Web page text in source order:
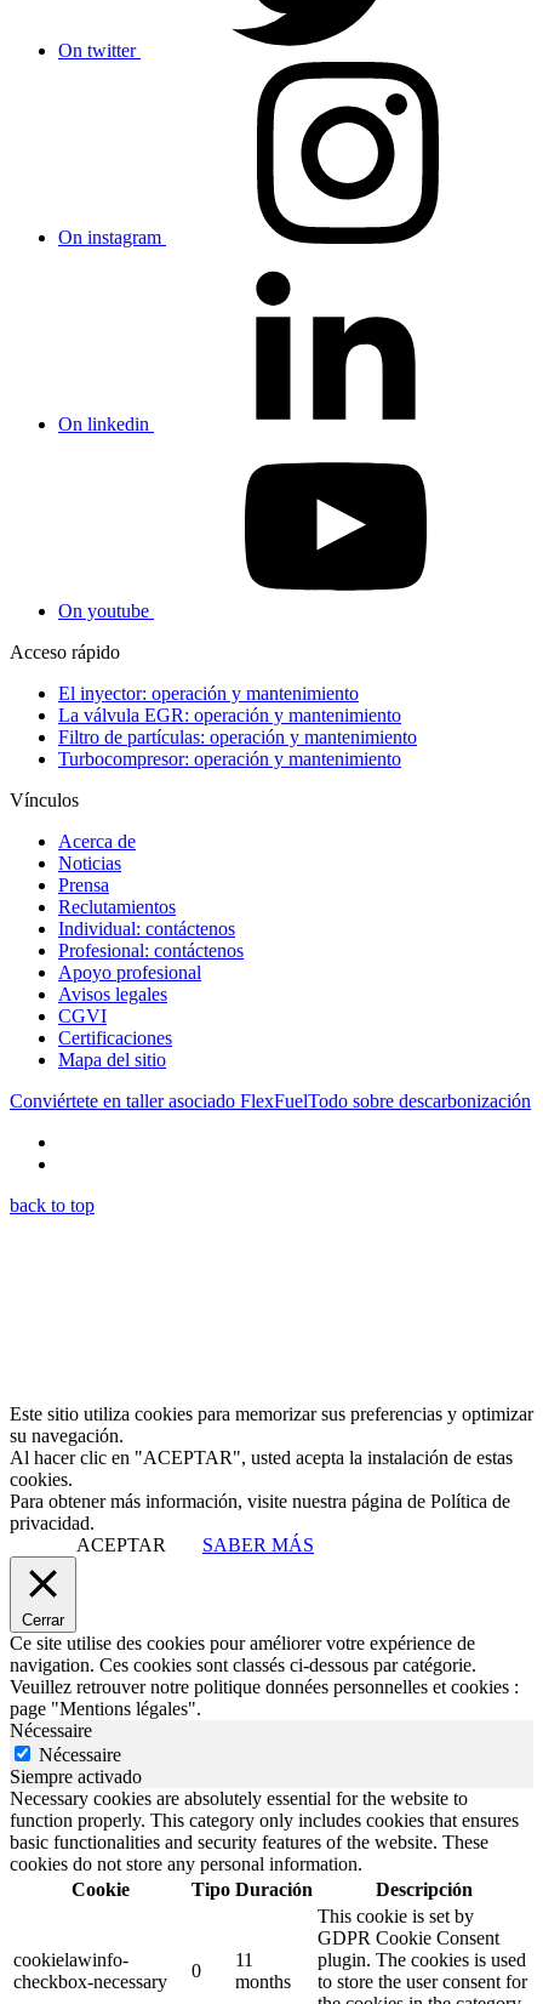
On twitter
On instagram
On linkedin
On youtube
Acceso rápido
El inyector: operación y mantenimiento
La válvula EGR: operación y mantenimiento
Filtro de partículas: operación y mantenimiento
Turbocompresor: operación y mantenimiento
Vínculos
Acerca de
Noticias
Prensa
Reclutamientos
Individual: contáctenos
Profesional: contáctenos
Apoyo profesional
Avisos legales
CGVI
Certificaciones
Mapa del sitio
Conviértete en taller asociado FlexFuelTodo sobre descarbonización
back to top
Este sitio utiliza cookies para memorizar sus preferencias y optimizar
su navegación.
Al hacer clic en "ACEPTAR", usted acepta la instalación de estas
cookies.
Para obtener más información, visite nuestra página de Política de
privacidad.
ACEPTAR
SABER MÁS
Cerrar
Ce site utilise des cookies pour améliorer votre expérience de
navigation. Ces cookies sont classés ci-dessous par catégorie.
Veuillez retrouver notre politique données personnelles et cookies :
page "Mentions légales".
Nécessaire
Nécessaire
Siempre activado
Necessary cookies are absolutely essential for the website to
function properly. This category only includes cookies that ensures
basic functionalities and security features of the website. These
cookies do not store any personal information.
Cookie
Tipo Duración Descripción
cookielawinfo-
checkbox-necessary
0
11
months
This cookie is set by
GDPR Cookie Consent
plugin. The cookies is used
to store the user consent for